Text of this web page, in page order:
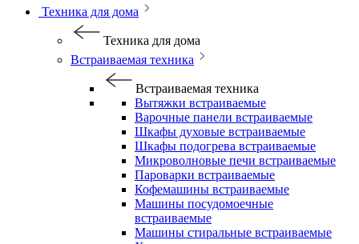
Техника для дома
Техника для дома
Встраиваемая техника
Встраиваемая техника
Вытяжки встраиваемые
Варочные панели встраиваемые
Шкафы духовые встраиваемые
Шкафы подогрева встраиваемые
Микроволновые печи встраиваемые
Пароварки встраиваемые
Кофемашины встраиваемые
Машины посудомоечные
встраиваемые
Машины стиральные встраиваемые